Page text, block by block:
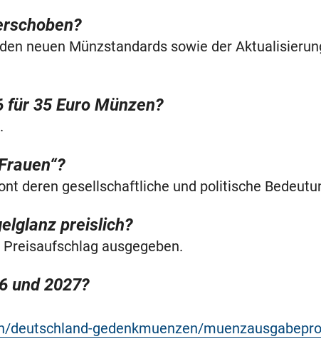
neuen Münzstandards sowie der
für 35 Euro Münzen?
deren gesellschaftliche und politische
preislich?
ausgegeben.
und 2027?
gedenkmuenzen/